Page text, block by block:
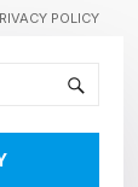
POLICY